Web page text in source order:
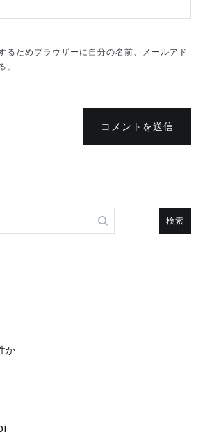
るためブラウザーに自分の名前、メールアド
。
コメントを送信
か